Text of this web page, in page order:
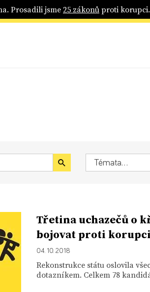
Prosadili jsme25 zákonůproti korupci.
Třetina uchazečů o
bojovat proti korupci
04. 10. 2018
Rekonstrukce státu oslovila
dotazníkem. Celkem 78